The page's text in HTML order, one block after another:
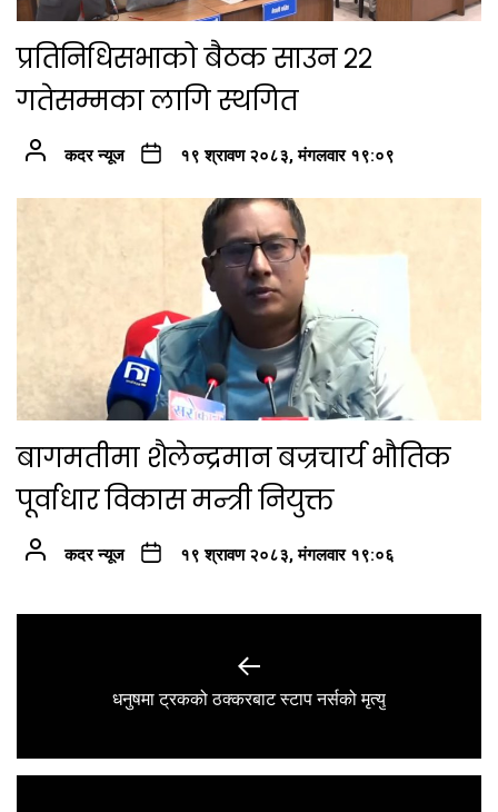
प्रतिनिधिसभाको बैठक साउन २२
गतेसम्मका लागि स्थगित
कदर न्यूज १९ श्रावण २०८३, मंगलवार १९:०९
बागमतीमा शैलेन्द्रमान बज्रचार्य भौतिक
पूर्वाधार विकास मन्त्री नियुक्त
कदर न्यूज १९ श्रावण २०८३, मंगलवार १९:०६
Previous
धनुषमा ट्रकको ठक्करबाट स्टाप नर्सको मृत्यु